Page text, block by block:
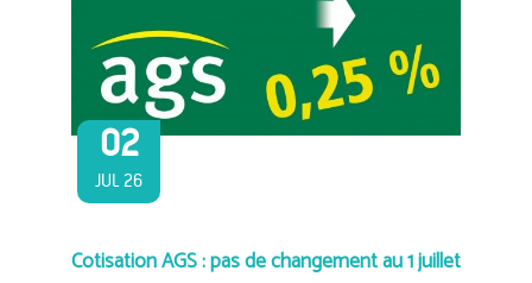
02
JUL 26
Cotisation AGS : pas de changement au 1 juillet